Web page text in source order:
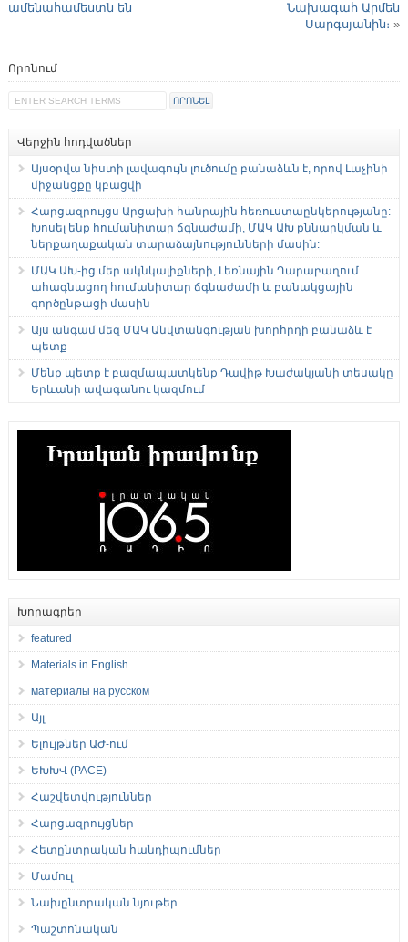
ամենահամեստն են
Նախագահ Արմեն
Սարգսյանին։ »
Որոնում
Վերջին հոդվածներ
Այսօրվա նիստի լավագույն լուծումը բանաձևն է, որով Լաչինի
միջանցքը կբացվի
Հարցազրույցս Արցախի հանրային հեռուստաընկերությանը:
Խոսել ենք հումանիտար ճգնաժամի, ՄԱԿ ԱԽ քննարկման և
ներքաղաքական տարաձայնությունների մասին:
ՄԱԿ ԱԽ-ից մեր ակնկալիքների, Լեռնային Ղարաբաղում
ահագնացող հումանիտար ճգնաժամի և բանակցային
գործընթացի մասին
Այս անգամ մեզ ՄԱԿ Անվտանգության խորհրդի բանաձև է
պետք
Մենք պետք է բազմապատկենք Դավիթ Խաժակյանի տեսակը
Երևանի ավագանու կազմում
Խորագրեր
featured
Materials in English
материалы на русском
Այլ
Ելույթներ ԱԺ-ում
ԵԽԽՎ (PACE)
Հաշվետվություններ
Հարցազրույցներ
Հետընտրական հանդիպումներ
Մամուլ
Նախընտրական նյութեր
Պաշտոնական